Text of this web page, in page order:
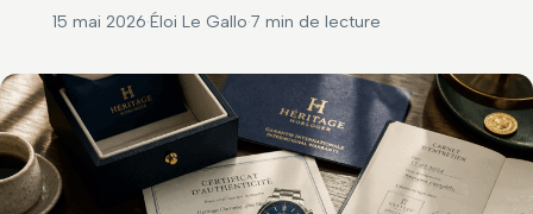
15 mai 2026·Éloi Le Gallo·7 min de lecture